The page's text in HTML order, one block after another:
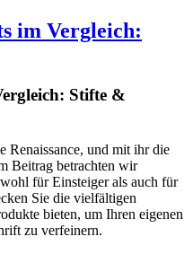
im Vergleich:
Stifte &
Renaissance, und mit ihr die
Beitrag betrachten wir
für Einsteiger als auch für
Sie die vielfältigen
bieten, um Ihren eigenen
zu verfeinern.